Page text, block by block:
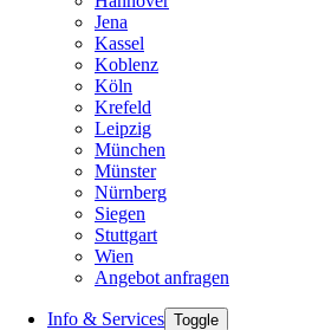
Jena
Kassel
Koblenz
Köln
Krefeld
Leipzig
München
Münster
Nürnberg
Siegen
Stuttgart
Wien
Angebot anfragen
Info & Services Toggle